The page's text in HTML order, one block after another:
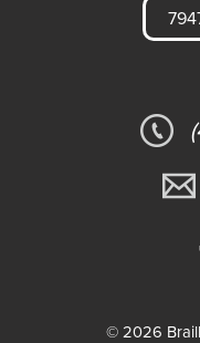
© 2026